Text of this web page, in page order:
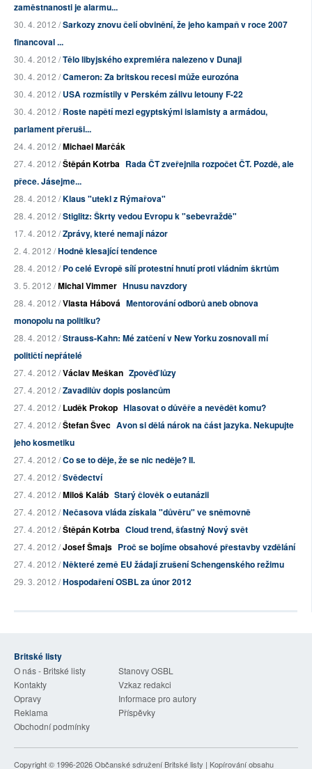
zaměstnanosti je alarmu...
30. 4. 2012 /Sarkozy znovu čelí obvinění, že jeho kampaň v roce 2007
financoval ...
30. 4. 2012 /Tělo libyjského expremiéra nalezeno v Dunaji
30. 4. 2012 /Cameron: Za britskou recesi může eurozóna
30. 4. 2012 /USA rozmístily v Perském zálivu letouny F-22
30. 4. 2012 /Roste napětí mezi egyptskými islamisty a armádou,
parlament přeruši...
24. 4. 2012 /Michael Marčák
27. 4. 2012 /Štěpán Kotrba Rada ČT zveřejnila rozpočet ČT. Pozdě, ale
přece. Jásejme...
28. 4. 2012 /Klaus "utekl z Rýmařova"
28. 4. 2012 /Stiglitz: Škrty vedou Evropu k "sebevraždě"
17. 4. 2012 /Zprávy, které nemají názor
2. 4. 2012 /Hodně klesající tendence
28. 4. 2012 /Po celé Evropě sílí protestní hnutí proti vládním škrtům
3. 5. 2012 /Michal Vimmer Hnusu navzdory
28. 4. 2012 /Vlasta Hábová Mentorování odborů aneb obnova
monopolu na politiku?
28. 4. 2012 /Strauss-Kahn: Mé zatčení v New Yorku zosnovali mí
političtí nepřátelé
27. 4. 2012 /Václav Meškan Zpověď lůzy
27. 4. 2012 /Zavadilův dopis poslancům
27. 4. 2012 /Luděk Prokop Hlasovat o důvěře a nevědět komu?
27. 4. 2012 /Štefan Švec Avon si dělá nárok na část jazyka. Nekupujte
jeho kosmetiku
27. 4. 2012 /Co se to děje, že se nic neděje? II.
27. 4. 2012 /Svědectví
27. 4. 2012 /Miloš Kaláb Starý člověk o eutanázii
27. 4. 2012 /Nečasova vláda získala "důvěru" ve sněmovně
27. 4. 2012 /Štěpán Kotrba Cloud trend, šťastný Nový svět
27. 4. 2012 /Josef Šmajs Proč se bojíme obsahové přestavby vzdělání
27. 4. 2012 /Některé země EU žádají zrušení Schengenského režimu
29. 3. 2012 /Hospodaření OSBL za únor 2012
Britské listy
O nás - Britské listy
Stanovy OSBL
Kontakty
Vzkaz redakci
Opravy
Informace pro autory
Reklama
Příspěvky
Obchodní podmínky
Copyright © 1996-2026Občanské sdružení Britské listy | Kopírování obsahu